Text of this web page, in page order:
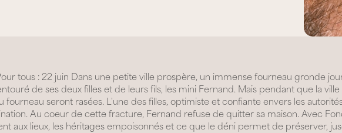
tous : 22 juin Dans une petite ville prospère, un immense fourneau gronde
de ses deux filles et de leurs fils, les mini Fernand. Mais pendant que la
fourneau seront rasées. L'une des filles, optimiste et confiante envers les
Au coeur de cette fracture, Fernand refuse de quitter sa maison. Avec
aux lieux, les héritages empoisonnés et ce que le déni permet de préserver,